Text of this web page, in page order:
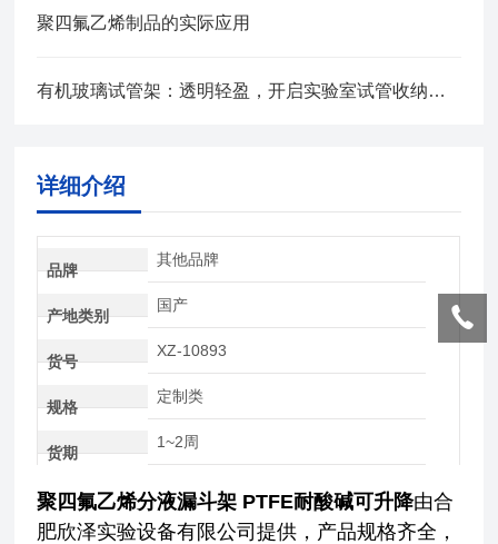
聚四氟乙烯制品的实际应用
有机玻璃试管架：透明轻盈，开启实验室试管收纳新体验
详细介绍
品牌
其他品牌
产地类别
国产
货号
XZ-10893
规格
定制类
货期
1~2周
聚四氟乙烯分液漏斗架 PTFE耐酸碱可升降由合
肥欣泽实验设备有限公司提供，产品规格齐全，